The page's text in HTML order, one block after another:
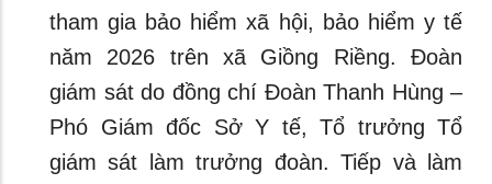
tham gia bảo hiểm xã hội, bảo hiểm y tế
năm 2026 trên xã Giồng Riềng. Đoàn
giám sát do đồng chí Đoàn Thanh Hùng –
Phó Giám đốc Sở Y tế, Tổ trưởng Tổ
giám sát làm trưởng đoàn. Tiếp và làm